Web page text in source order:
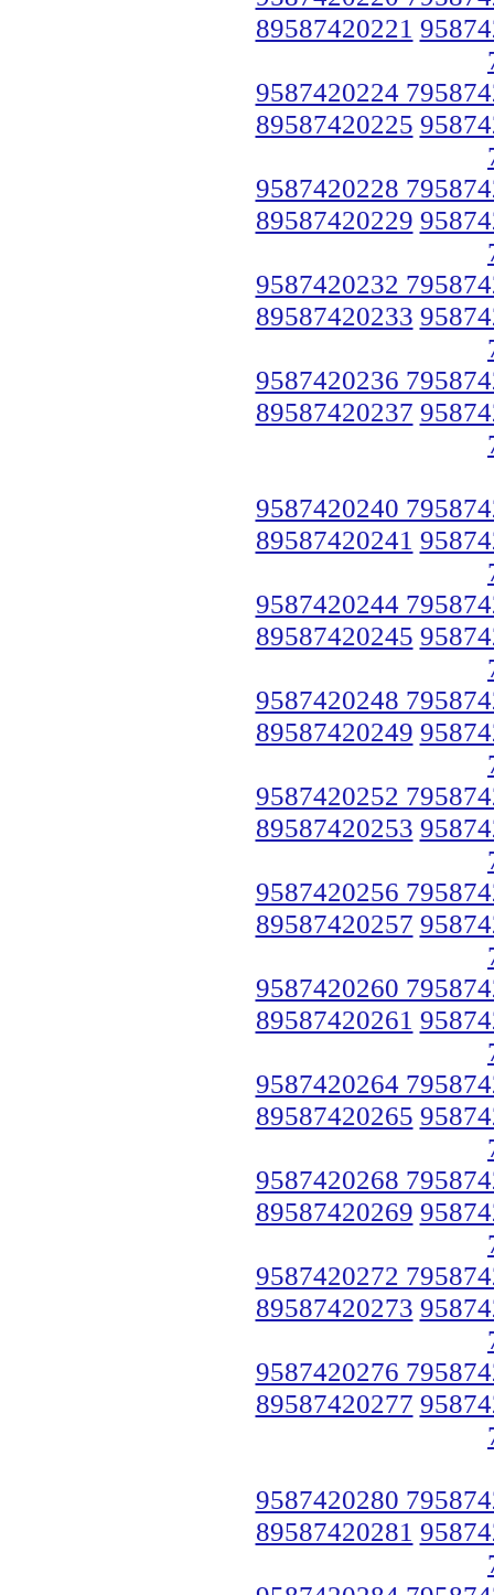
89587420221
9587420224
89587420225
9587420228
89587420229
9587420232
89587420233
9587420236
89587420237
9587420240
89587420241
9587420244
89587420245
9587420248
89587420249
9587420252
89587420253
9587420256
89587420257
9587420260
89587420261
9587420264
89587420265
9587420268
89587420269
9587420272
89587420273
9587420276
89587420277
9587420280
89587420281